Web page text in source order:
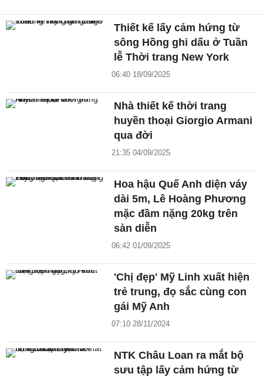
Thiết kế lấy cảm hứng từ
sông Hồng ghi dấu ở Tuần
lễ Thời trang New York
06:40 18/09/2025
Nhà thiết kế thời trang
huyền thoại Giorgio Armani
qua đời
21:35 04/09/2025
Hoa hậu Quế Anh diện váy
dài 5m, Lê Hoàng Phương
mặc đầm nặng 20kg trên
sàn diễn
06:42 01/09/2025
'Chị đẹp' Mỹ Linh xuất hiện
trẻ trung, đọ sắc cùng con
gái Mỹ Anh
07:10 28/11/2024
NTK Châu Loan ra mắt bộ
sưu tập lấy cảm hứng từ